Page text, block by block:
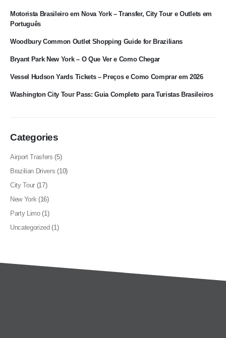
Motorista Brasileiro em Nova York – Transfer, City Tour e Outlets em
Português
Woodbury Common Outlet Shopping Guide for Brazilians
Bryant Park New York – O Que Ver e Como Chegar
Vessel Hudson Yards Tickets – Preços e Como Comprar em 2026
Washington City Tour Pass: Guia Completo para Turistas Brasileiros
Categories
Airport Trasfers (5)
Brazilian Drivers (10)
City Tour (17)
New York(16)
Party Limo(1)
Uncategorized (1)